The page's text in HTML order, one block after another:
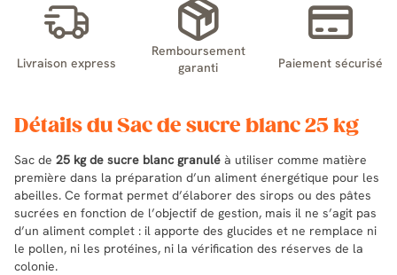
Livraison express
Remboursement
garanti
Paiement sécurisé
Détails du Sac de sucre blanc 25 kg
Sac de 25 kg de sucre blanc granulé à utiliser comme matière
première dans la préparation d’un aliment énergétique pour les
abeilles. Ce format permet d’élaborer des sirops ou des pâtes
sucrées en fonction de l’objectif de gestion, mais il ne s’agit pas
d’un aliment complet : il apporte des glucides et ne remplace ni
le pollen, ni les protéines, ni la vérification des réserves de la
colonie.